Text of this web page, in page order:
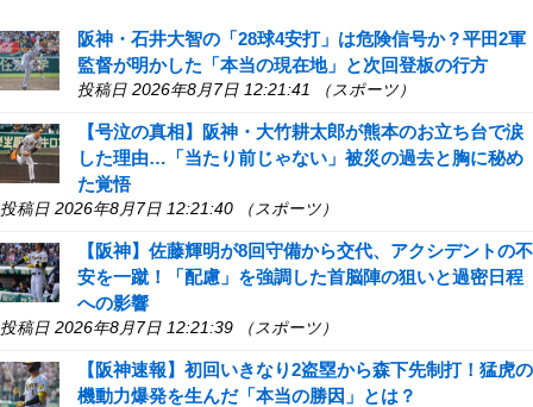
阪神・石井大智の「28球4安打」は危険信号か？平田2軍
監督が明かした「本当の現在地」と次回登板の行方
投稿日 2026年8月7日 12:21:41 （スポーツ）
【号泣の真相】阪神・大竹耕太郎が熊本のお立ち台で涙
した理由…「当たり前じゃない」被災の過去と胸に秘め
た覚悟
投稿日 2026年8月7日 12:21:40 （スポーツ）
【阪神】佐藤輝明が8回守備から交代、アクシデントの不
安を一蹴！「配慮」を強調した首脳陣の狙いと過密日程
への影響
投稿日 2026年8月7日 12:21:39 （スポーツ）
【阪神速報】初回いきなり2盗塁から森下先制打！猛虎の
機動力爆発を生んだ「本当の勝因」とは？